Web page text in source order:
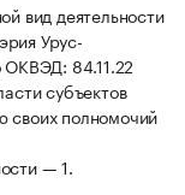
вид деятельности
Урус-
ОКВЭД: 84.11.22
субъектов
своих полномочий
— 1.